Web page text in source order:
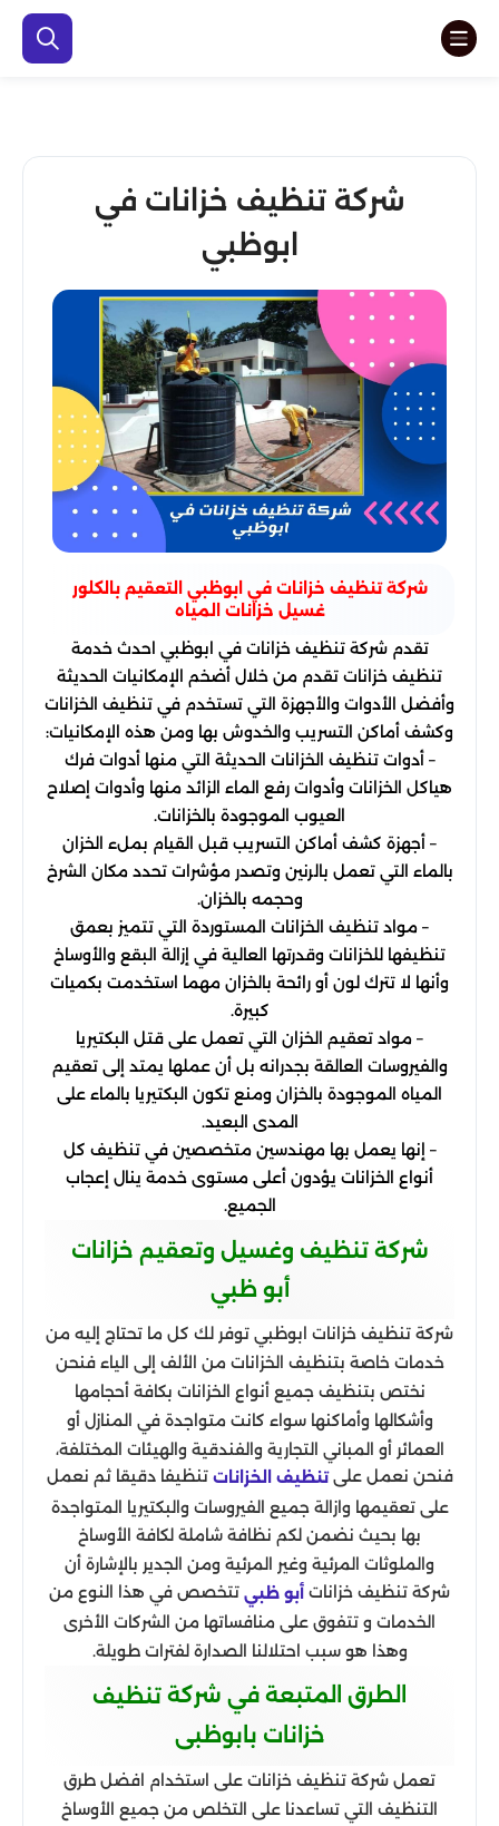
شركة تنظيف خزانات في
ابوظبي
شركة تنظيف خزانات في ابوظبي التعقيم بالكلور
غسيل خزانات المياه
تقدم شركة تنظيف خزانات في ابوظبي احدث خدمة
تنظيف خزانات تقدم من خلال أضخم الإمكانيات الحديثة
وأفضل الأدوات والأجهزة التي تستخدم في تنظيف الخزانات
وكشف أماكن التسريب والخدوش بها ومن هذه الإمكانيات:
– أدوات تنظيف الخزانات الحديثة التي منها أدوات فرك
هياكل الخزانات وأدوات رفع الماء الزائد منها وأدوات إصلاح
العيوب الموجودة بالخزانات.
– أجهزة كشف أماكن التسريب قبل القيام بملء الخزان
بالماء التي تعمل بالرنين وتصدر مؤشرات تحدد مكان الشرخ
وحجمه بالخزان.
– مواد تنظيف الخزانات المستوردة التي تتميز بعمق
تنظيفها للخزانات وقدرتها العالية في إزالة البقع والأوساخ
وأنها لا تترك لون أو رائحة بالخزان مهما استخدمت بكميات
كبيرة.
– مواد تعقيم الخزان التي تعمل على قتل البكتيريا
والفيروسات العالقة بجدرانه بل أن عملها يمتد إلى تعقيم
المياه الموجودة بالخزان ومنع تكون البكتيريا بالماء على
المدى البعيد.
– إنها يعمل بها مهندسين متخصصين في تنظيف كل
أنواع الخزانات يؤدون أعلى مستوى خدمة ينال إعجاب
الجميع.
شركة تنظيف وغسيل وتعقيم خزانات
أبو ظبي
شركة تنظيف خزانات ابوظبي توفر لك كل ما تحتاج إليه من
خدمات خاصة بتنظيف الخزانات من الألف إلى الياء فنحن
نختص بتنظيف جميع أنواع الخزانات بكافة أحجامها
وأشكالها وأماكنها سواء كانت متواجدة في المنازل أو
العمائر أو المباني التجارية والفندقية والهيئات المختلفة،
فنحن نعمل علىتنظيف الخزانات تنظيفا دقيقا ثم نعمل
على تعقيمها وازالة جميع الفيروسات والبكتيريا المتواجدة
بها بحيث نضمن لكم نظافة شاملة لكافة الأوساخ
والملوثات المرئية وغير المرئية ومن الجدير بالإشارة أن
شركة تنظيف خزانات أبو ظبي تتخصص في هذا النوع من
الخدمات و تتفوق على منافساتها من الشركات الأخرى
وهذا هو سبب احتلالنا الصدارة لفترات طويلة.
الطرق المتبعة في شركة تنظيف
خزانات بابوظبى
تعمل شركة تنظيف خزانات على استخدام افضل طرق
التنظيف التي تساعدنا على التخلص من جميع الأوساخ